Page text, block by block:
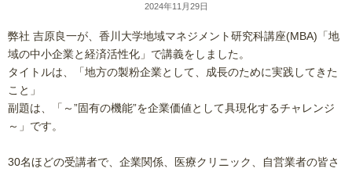
2024年11月29日
弊社 吉原良一が、香川大学地域マネジメント研究科講座(MBA)「地
域の中小企業と経済活性化」で講義をしました。
タイトルは、「地方の製粉企業として、成長のために実践してきた
こと」
副題は、「～”固有の機能”を企業価値として具現化するチャレンジ
～」です。
30名ほどの受講者で、企業関係、医療クリニック、自営業者の皆さ